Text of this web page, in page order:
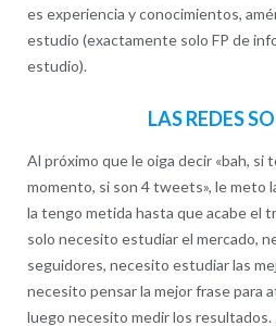
es experiencia y conocimientos,
estudio (exactamente solo FP de
estudio).
LAS REDES
Al próximo que le oiga decir «bah, si
momento, si son 4 tweets», le meto
la tengo metida hasta que acabe el
solo necesito estudiar el mercado,
seguidores, necesito estudiar las
necesito pensar la mejor frase para
luego necesito medir los resultados.